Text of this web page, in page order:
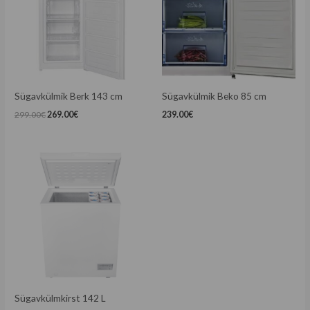
Sügavkülmik Berk 143 cm
299.00€ 269.00€
Sügavkülmik Beko 85 cm
239.00€
Sügavkülmkirst 142 L